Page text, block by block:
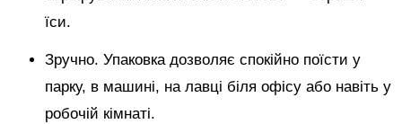
їси.
Зручно. Упаковка дозволяє спокійно поїсти у
парку, в машині, на лавці біля офісу або навіть у
робочій кімнаті.